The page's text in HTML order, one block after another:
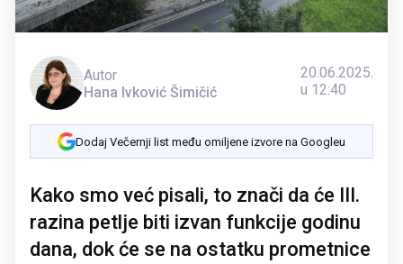
Autor
Hana Ivković Šimičić
20.06.2025.
u 12:40
Dodaj Večernji list među omiljene izvore na Googleu
Kako smo već pisali, to znači da će III.
razina petlje biti izvan funkcije godinu
dana, dok će se na ostatku prometnice